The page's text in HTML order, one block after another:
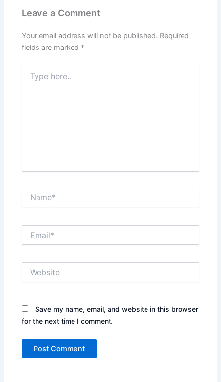
Leave a Comment
Your email address will not be published. Required
fields are marked *
here..
Save my name, email, and website in this browser
for the next time I comment.